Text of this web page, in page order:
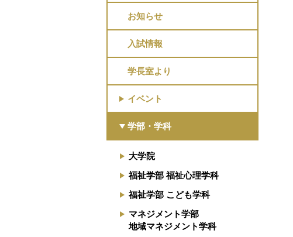
お知らせ
入試情報
学長室より
イベント
学部・学科
大学院
福祉学部 福祉心理学科
福祉学部 こども学科
マネジメント学部
地域マネジメント学科